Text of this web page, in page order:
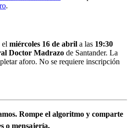
.
el miércoles 16 de abril a las 19:30
Doctor Madrazo de Santander. La
aforo. No se requiere inscripción
Rompe el algoritmo y comparte
o mensajería.